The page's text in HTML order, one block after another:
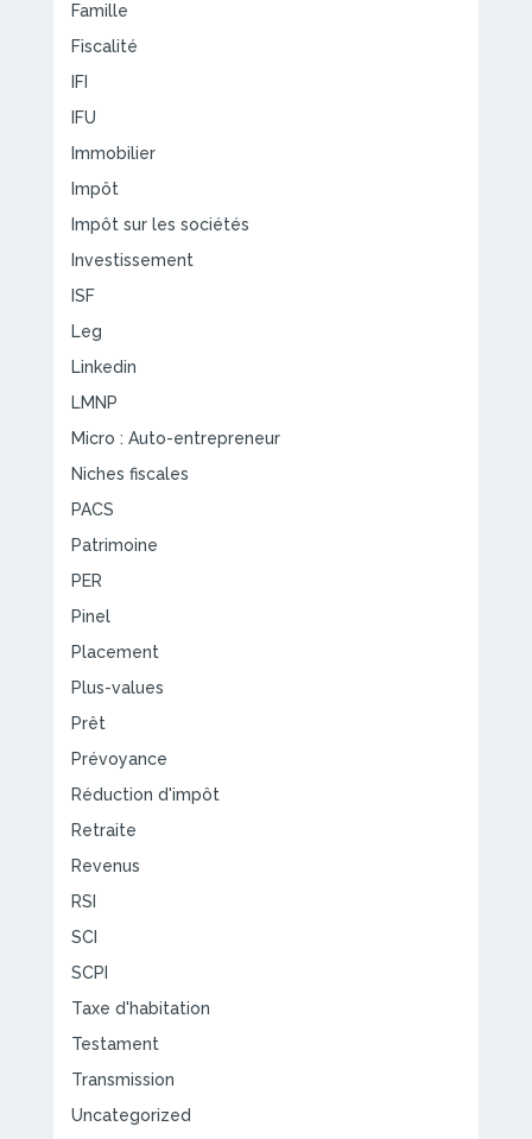
Famille
Fiscalité
IFI
IFU
Immobilier
Impôt
Impôt sur les sociétés
Investissement
ISF
Leg
Linkedin
LMNP
Micro : Auto-entrepreneur
Niches fiscales
PACS
Patrimoine
PER
Pinel
Placement
Plus-values
Prêt
Prévoyance
Réduction d'impôt
Retraite
Revenus
RSI
SCI
SCPI
Taxe d'habitation
Testament
Transmission
Uncategorized